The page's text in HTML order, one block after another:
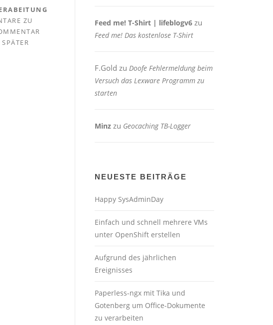
ZU
Feed me! T-Shirt | lifeblogv6 zu
Feed me! Das kostenlose T-Shirt
F.Gold zu Doofe Fehlermeldung beim
Versuch das Lexware Programm zu
starten
Minz zu Geocaching TB-Logger
NEUESTE BEITRÄGE
Happy SysAdminDay
Einfach und schnell mehrere VMs
unter OpenShift erstellen
Aufgrund des jährlichen
Ereignisses
Paperless-ngx mit Tika und
Gotenberg um Office-Dokumente
zu verarbeiten